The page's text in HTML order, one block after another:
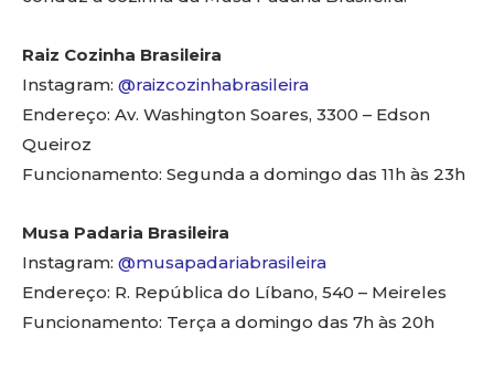
Raiz Cozinha Brasileira
Instagram: @raizcozinhabrasileira
Endereço: Av. Washington Soares, 3300 – Edson
Queiroz
Funcionamento: Segunda a domingo das 11h às 23h
Musa Padaria Brasileira
Instagram: @musapadariabrasileira
Endereço: R. República do Líbano, 540 – Meireles
Funcionamento: Terça a domingo das 7h às 20h